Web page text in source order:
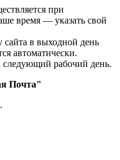
при
время — указать свой
сайта в выходной день
автоматически.
следующий рабочий день.
Почта"